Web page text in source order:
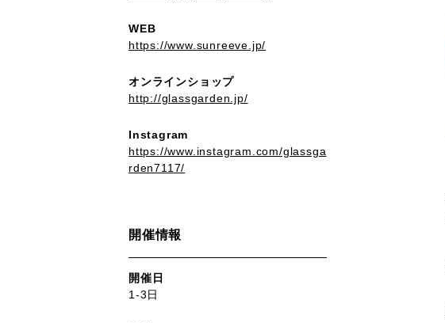
WEB
https://www.sunreeve.jp/
オンラインショップ
http://glassgarden.jp/
Instagram
https://www.instagram.com/glassga
rden7117/
開催情報
開催日
1-3日